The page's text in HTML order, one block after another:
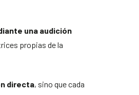
una audición
propias de la
directa, sino que cada